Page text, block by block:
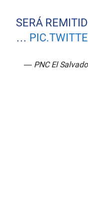
SERÁ
…
— PNC El